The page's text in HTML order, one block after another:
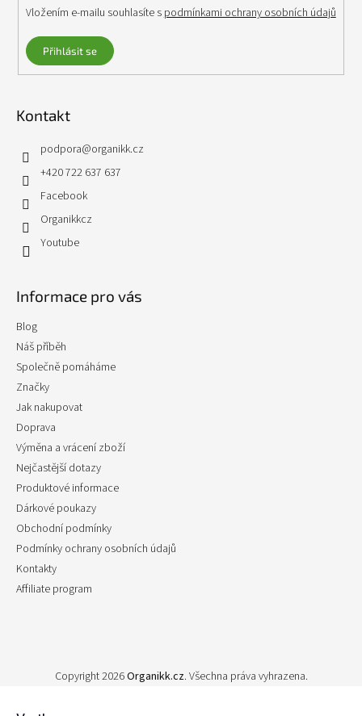
Vložením e-mailu souhlasíte spodmínkami ochrany osobních údajů
Přihlásit se
Kontakt
podpora@organikk.cz
+420 722 637 637
Facebook
Organikkcz
Youtube
Informace pro vás
Blog
Náš příběh
Společně pomáháme
Značky
Jak nakupovat
Doprava
Výměna a vrácení zboží
Nejčastější dotazy
Produktové informace
Dárkové poukazy
Obchodní podmínky
Podmínky ochrany osobních údajů
Kontakty
Affiliate program
Copyright 2026Organikk.cz. Všechna práva vyhrazena.